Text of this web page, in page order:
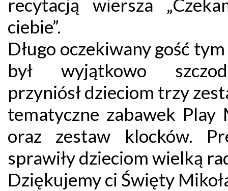
recytacją wiersza
ciebie”.
Długo oczekiwany gość
był wyjątkowo
przyniósł dzieciom trzy
tematyczne zabawek Play
oraz zestaw klocków.
sprawiły dzieciom wielką
Dziękujemy ci Święty